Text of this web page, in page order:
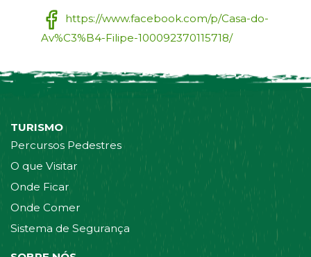
https://www.facebook.com/p/Casa-do-
Av%C3%B4-Filipe-100092370115718/
TURISMO
Percursos Pedestres
O que Visitar
Onde Ficar
Onde Comer
Sistema de Segurança